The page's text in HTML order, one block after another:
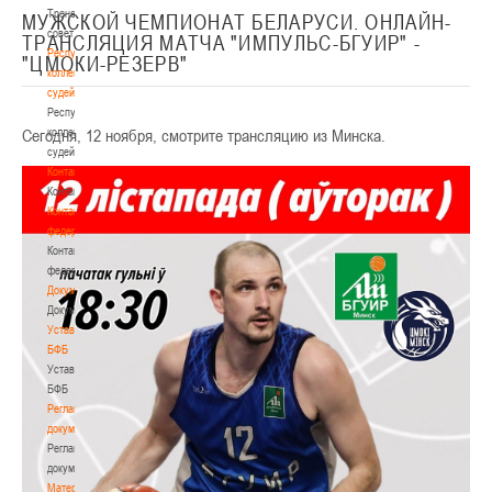
Тренерский
совет
Республиканская
коллегия
судей
Республиканская
коллегия
судей
Контакты
Контакты
Контакты
федерации
Контакты
федерации
Документы
Документы
Устав
БФБ
Устав
БФБ
Регламентирующие
документы
Регламентирующие
документы
Материалы
МУЖСКОЙ ЧЕМПИОНАТ БЕЛАРУСИ. ОНЛАЙН-
ТРАНСЛЯЦИЯ МАТЧА "ИМПУЛЬС-БГУИР" -
"ЦМОКИ-РЕЗЕРВ"
Сегодня, 12 ноября, смотрите трансляцию из Минска.